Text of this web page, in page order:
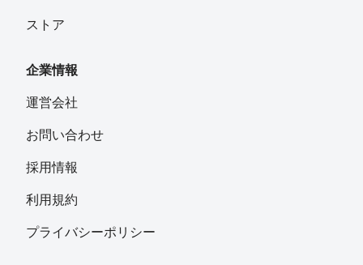
ストア
企業情報
運営会社
お問い合わせ
採用情報
利用規約
プライバシーポリシー